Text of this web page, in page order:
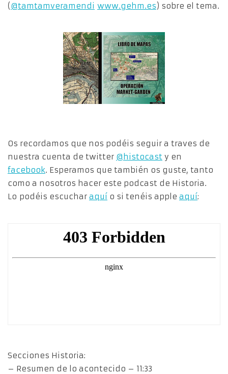
(@tamtamveramendi www.gehm.es) sobre el tema.
Os recordamos que nos podéis seguir a traves de
nuestra cuenta de twitter @histocast y en
facebook. Esperamos que también os guste, tanto
como a nosotros hacer este podcast de Historia.
Lo podéis escuchar aquí o si tenéis apple aquí:
Secciones Historia:
– Resumen de lo acontecido – 11:33